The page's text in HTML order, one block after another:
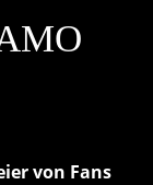
von Fans